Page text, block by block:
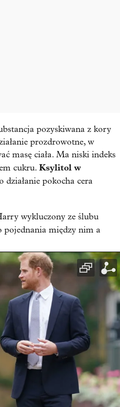
pozyskiwana z kory
prozdrowotne, w
masę ciała. Ma niski indeks
cukru. Ksylitol w
pokocha cera
wykluczony ze ślubu
pojednania między nim a